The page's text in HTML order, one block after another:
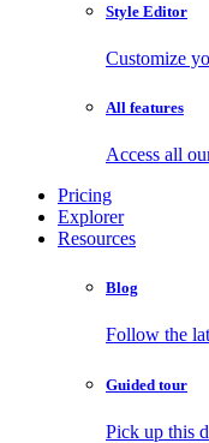
Style Editor
Customize
All features
Access all
Pricing
Explorer
Resources
Blog
Follow the
Guided tour
Pick up this